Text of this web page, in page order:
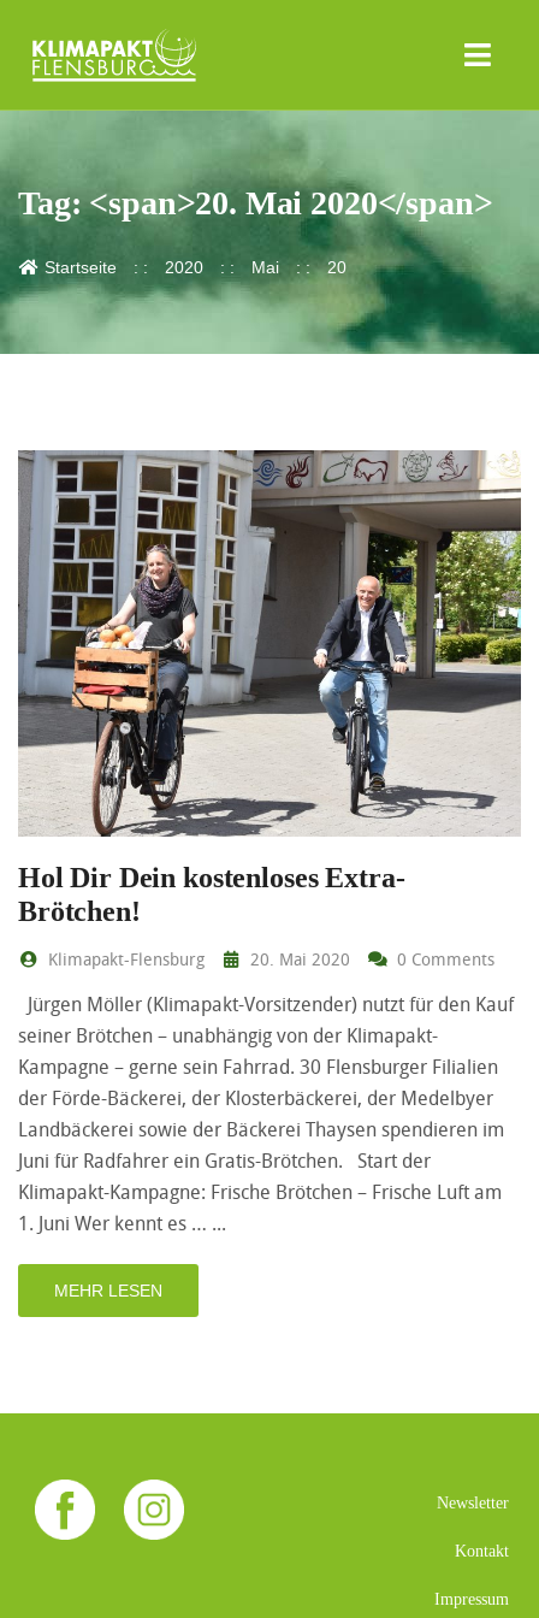
Tag: <span>20. Mai 2020</span>
Startseite 2020 Mai 20
Hol Dir Dein kostenloses Extra-
Brötchen!
Klimapakt-Flensburg 20. Mai 2020 0 Comments
Jürgen Möller (Klimapakt-Vorsitzender) nutzt für den Kauf
seiner Brötchen – unabhängig von der Klimapakt-
Kampagne – gerne sein Fahrrad. 30 Flensburger Filialien
der Förde-Bäckerei, der Klosterbäckerei, der Medelbyer
Landbäckerei sowie der Bäckerei Thaysen spendieren im
Juni für Radfahrer ein Gratis-Brötchen. Start der
Klimapakt-Kampagne: Frische Brötchen – Frische Luft am
1. Juni Wer kennt es …
MEHR LESEN
Newsletter
Kontakt
Impressum